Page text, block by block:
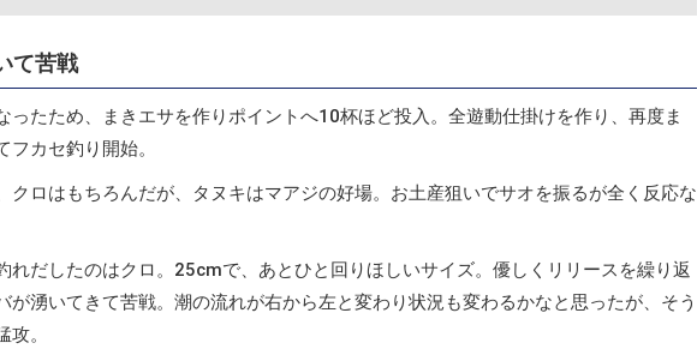
て苦戦
ったため、まきエサを作りポイントへ10杯ほど投入。全遊動仕掛けを作り、再度ま
フカセ釣り開始。
クロはもちろんだが、タヌキはマアジの好場。お土産狙いでサオを振るが全く反応な
れだしたのはクロ。25cmで、あとひと回りほしいサイズ。優しくリリースを繰り返
が湧いてきて苦戦。潮の流れが右から左と変わり状況も変わるかなと思ったが、そう
。